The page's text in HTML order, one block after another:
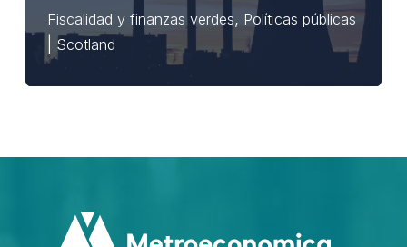
Fiscalidad y finanzas verdes, Políticas públicas
Scotland